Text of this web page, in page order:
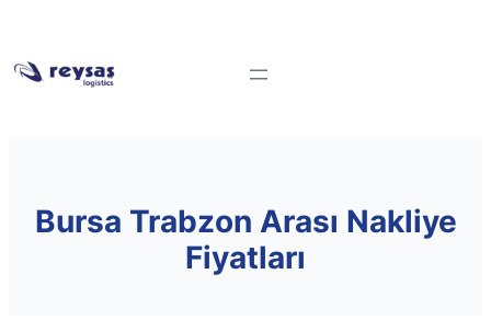
Bursa Trabzon Arası Nakliye
Fiyatları